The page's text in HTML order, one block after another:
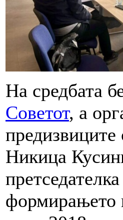
На средбата
Советот, а
предизвиците
Никица
формирањето